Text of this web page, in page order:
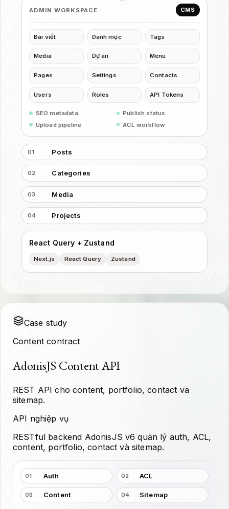
ADMIN WORKSPACE CMS
Bài viết Danh mục Tags
Media Dự án Menu
Pages Settings Contacts
Users Roles API Tokens
SEO metadata
Publish status
Upload pipeline
ACL workflow
01 Posts
02 Categories
03 Media
04 Projects
React Query + Zustand
Next.js React Query Zustand
Case study
Content contract
AdonisJS Content API
REST API cho content, portfolio, contact va
sitemap.
API nghiệp vụ
RESTful backend AdonisJS v6 quản lý auth, ACL,
content, portfolio, contact và sitemap.
01 Auth 02 ACL
03 Content 04 Sitemap